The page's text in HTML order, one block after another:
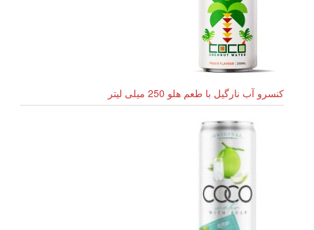
کنسرو آب نارگیل با طعم هلو 250 میلی لیتر